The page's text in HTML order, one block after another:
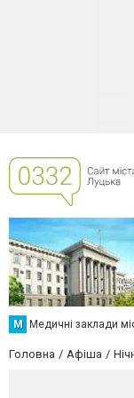
М Медичні заклади
Головна Афіша